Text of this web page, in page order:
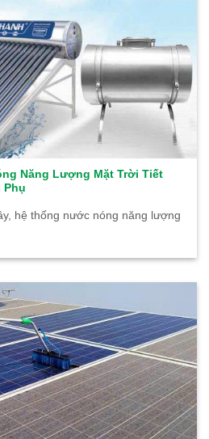
Năng Lượng Mặt Trời Tiết
Phụ
hệ thống nước nóng năng lượng